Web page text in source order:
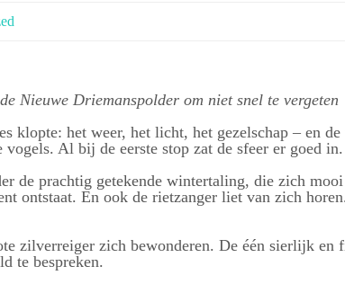
Nieuwe Driemanspolder om niet snel te vergeten
klopte: het weer, het licht, het gezelschap – en
Al bij de eerste stop zat de sfeer er goed in.
de prachtig getekende wintertaling, die zich
ontstaat. En ook de rietzanger liet van zich
zilverreiger zich bewonderen. De één sierlijk
te bespreken.